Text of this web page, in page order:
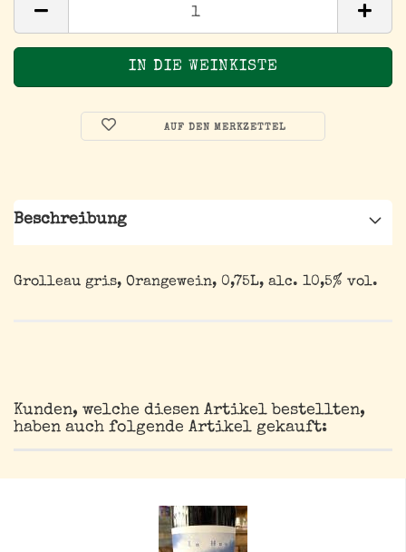
AUF DEN MERKZETTEL
Beschreibung
Grolleau gris, Orangewein, 0,75L, alc. 10,5% vol.
Kunden, welche diesen Artikel bestellten,
haben auch folgende Artikel gekauft: